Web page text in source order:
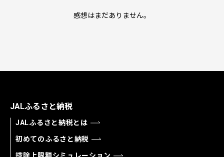
感想はまだありません。
JALふるさと納税
JALふるさと納税とは
初めてのふるさと納税